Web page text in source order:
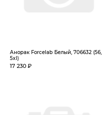
Анорак Forcelab Белый, 706632 (56,
5xl)
17 230 ₽